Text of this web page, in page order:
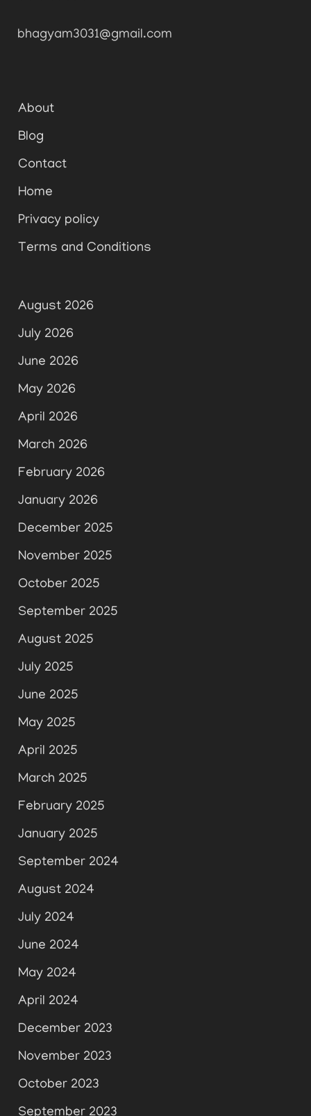
bhagyam3031@gmail.com
About
Blog
Contact
Home
Privacy policy
Terms and Conditions
August 2026
July 2026
June 2026
May 2026
April 2026
March 2026
February 2026
January 2026
December 2025
November 2025
October 2025
September 2025
August 2025
July 2025
June 2025
May 2025
April 2025
March 2025
February 2025
January 2025
September 2024
August 2024
July 2024
June 2024
May 2024
April 2024
December 2023
November 2023
October 2023
September 2023